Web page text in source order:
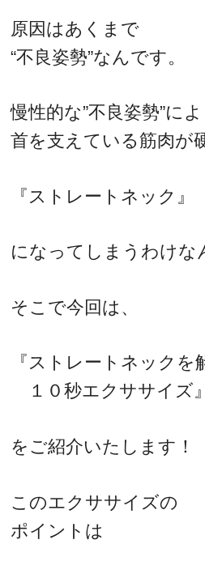
原因はあくまで
“不良姿勢”なんです。
慢性的な”不良姿勢”に
首を支えている筋肉が
『ストレートネック』
になってしまうわけな
そこで今回は、
『ストレートネックを
１０秒エクササイズ』
をご紹介いたします！
このエクササイズの
ポイントは